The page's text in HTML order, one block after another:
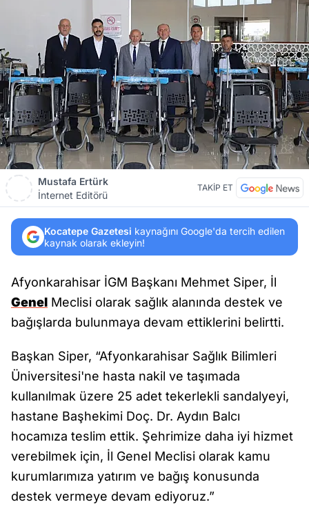
Mustafa Ertürk
İnternet Editörü
TAKİP ET
Kocatepe Gazetesi kaynağını Google'da tercih edilen
kaynak olarak ekleyin!
Afyonkarahisar İGM Başkanı Mehmet Siper, İl
Genel Meclisi olarak sağlık alanında destek ve
bağışlarda bulunmaya devam ettiklerini belirtti.
Başkan Siper, “Afyonkarahisar Sağlık Bilimleri
Üniversitesi'ne hasta nakil ve taşımada
kullanılmak üzere 25 adet tekerlekli sandalyeyi,
hastane Başhekimi Doç. Dr. Aydın Balcı
hocamıza teslim ettik. Şehrimize daha iyi hizmet
verebilmek için, İl Genel Meclisi olarak kamu
kurumlarımıza yatırım ve bağış konusunda
destek vermeye devam ediyoruz.”